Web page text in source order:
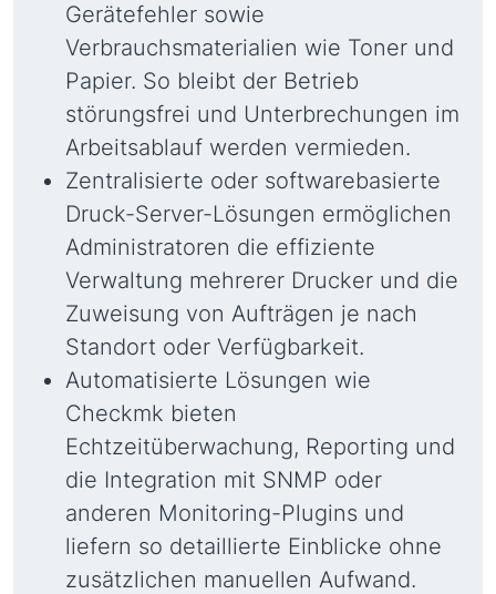
Gerätefehler sowie
Verbrauchsmaterialien wie Toner und
Papier. So bleibt der Betrieb
störungsfrei und Unterbrechungen im
Arbeitsablauf werden vermieden.
Zentralisierte oder softwarebasierte
Druck-Server-Lösungen ermöglichen
Administratoren die effiziente
Verwaltung mehrerer Drucker und die
Zuweisung von Aufträgen je nach
Standort oder Verfügbarkeit.
Automatisierte Lösungen wie
Checkmk bieten
Echtzeitüberwachung, Reporting und
die Integration mit SNMP oder
anderen Monitoring-Plugins und
liefern so detaillierte Einblicke ohne
zusätzlichen manuellen Aufwand.